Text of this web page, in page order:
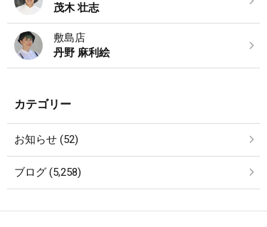
茂木 壮志
敷島店
丹野 麻利絵
カテゴリー
お知らせ (52)
ブログ (5,258)